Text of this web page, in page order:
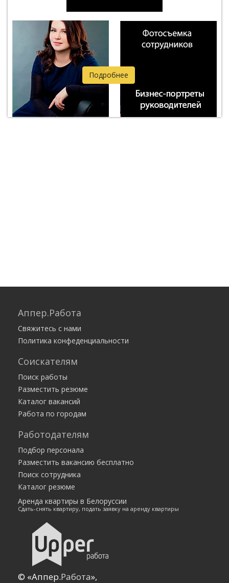
Подробнее
Аппер.Работа
Свяжитесь с нами
Политика конфеденциальности
Соискателям
Поиск работы
Разместить резюме
Каталог вакансий
Работа по городам
Работодателям
Подбор персонала
Разместить вакансию бесплатно
Поиск сотрудника
Каталог резюме
Аренда квартиры в Белоруссии
Сдать-снять квартиру, подать заявку на аренду квартиры
© «Аппер.Работа»,